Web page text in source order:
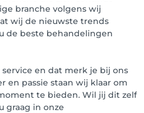
branche volgens wij
wij de nieuwste trends
de beste behandelingen
en dat merk je bij ons
en passie staan wij klaar om
te bieden. Wil jij dit zelf
graag in onze